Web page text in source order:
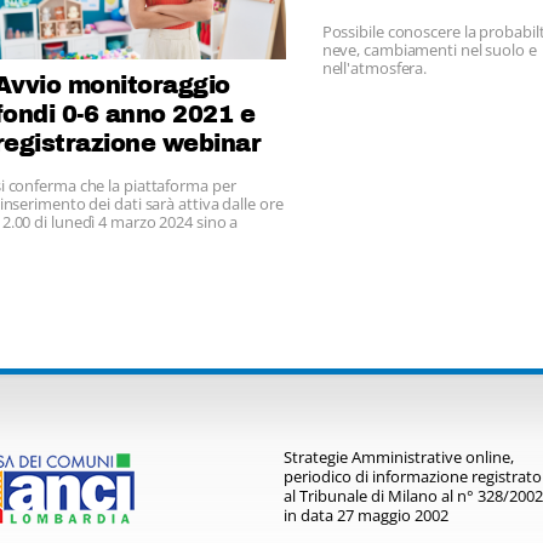
monitoraggio
0-6 anno 2021 e
webinar
conferma che la piattaforma per
dei dati sarà attiva dalle ore
di lunedì 4 marzo 2024 sino a
Possibile conoscere la
neve, cambiamenti nel suolo e
nell'atmosfera.
Strategie Amministrative online,
periodico di informazione registrato
al Tribunale di Milano al n° 328/2002
in data 27 maggio 2002